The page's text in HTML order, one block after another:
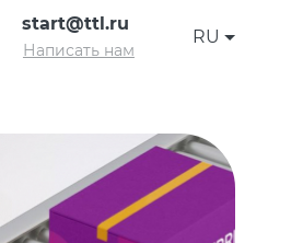
start@ttl.ru
Написать нам
RU